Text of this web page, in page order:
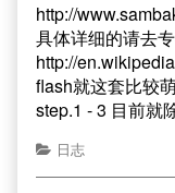
http://
具体详细的请去
http://
flash就这套比较
step.1 - 3 目前就
日志